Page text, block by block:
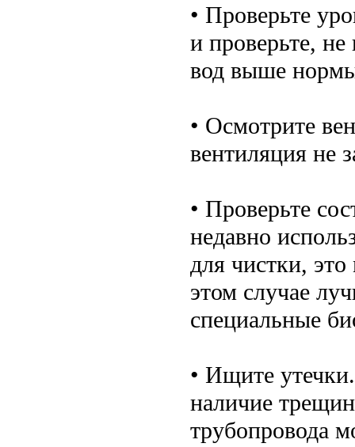
• Проверьте
и проверьте,
вод выше
• Осмотрите
вентиляция не
• Проверьте
недавно
для чистки,
этом случае
специальные
• Ищите
наличие
трубопровода